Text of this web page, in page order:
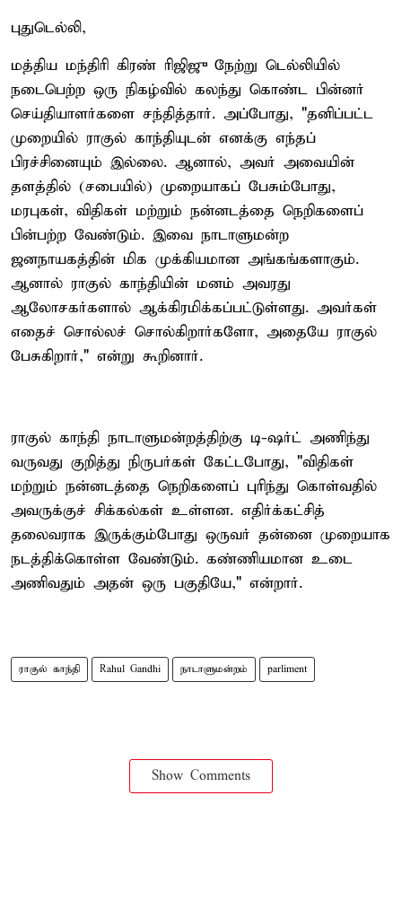
புதுடெல்லி,
மத்திய மந்திரி கிரண் ரிஜிஜு நேற்று டெல்லியில்
நடைபெற்ற ஒரு நிகழ்வில் கலந்து கொண்ட பின்னர்
செய்தியாளர்களை சந்தித்தார். அப்போது, "தனிப்பட்ட
முறையில் ராகுல் காந்தியுடன் எனக்கு எந்தப்
பிரச்சினையும் இல்லை. ஆனால், அவர் அவையின்
தளத்தில் (சபையில்) முறையாகப் பேசும்போது,
மரபுகள், விதிகள் மற்றும் நன்னடத்தை நெறிகளைப்
பின்பற்ற வேண்டும். இவை நாடாளுமன்ற
ஜனநாயகத்தின் மிக முக்கியமான அங்கங்களாகும்.
ஆனால் ராகுல் காந்தியின் மனம் அவரது
ஆலோசகர்களால் ஆக்கிரமிக்கப்பட்டுள்ளது. அவர்கள்
எதைச் சொல்லச் சொல்கிறார்களோ, அதையே ராகுல்
பேசுகிறார்," என்று கூறினார்.
ராகுல் காந்தி நாடாளுமன்றத்திற்கு டி-ஷர்ட் அணிந்து
வருவது குறித்து நிருபர்கள் கேட்டபோது, "விதிகள்
மற்றும் நன்னடத்தை நெறிகளைப் புரிந்து கொள்வதில்
அவருக்குச் சிக்கல்கள் உள்ளன. எதிர்க்கட்சித்
தலைவராக இருக்கும்போது ஒருவர் தன்னை முறையாக
நடத்திக்கொள்ள வேண்டும். கண்ணியமான உடை
அணிவதும் அதன் ஒரு பகுதியே," என்றார்.
ராகுல் காந்தி Rahul Gandhi நாடாளுமன்றம் parliment
Show Comments